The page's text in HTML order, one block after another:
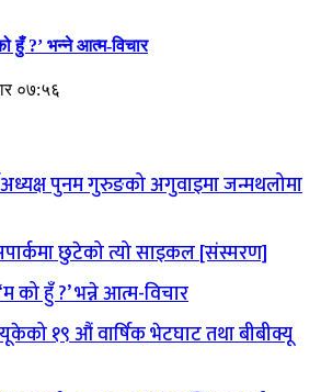
हुँ ?’ भन्ने आत्म-विचार
०७:५६
पुनम गुरुङको अगुवाइमा जन्मथलोमा
छुटेको त्यो साइकल [संस्मरण]
को हुँ ?’ भन्ने आत्म-विचार
१९ औं वार्षिक भेटघाट तथा बीबीक्यू